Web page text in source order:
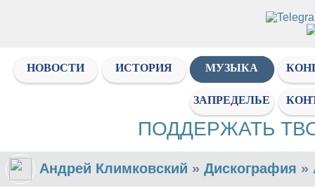
НОВОСТИ ИСТОРИЯ МУЗЫКА
ЗАПРЕДЕЛЬЕ
ПОДДЕРЖАТЬ
Андрей Климковский » Дискография »